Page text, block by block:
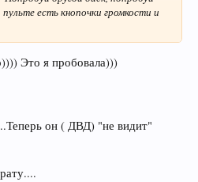
есть кнопочки громкости и
Это я пробовала)))
он ( ДВД) "не видит"